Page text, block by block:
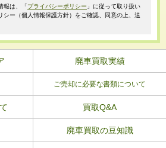
報は、「プライバシーポリシー 」に従って取り扱い
シー（個人情報保護方針）をご確認、同意の上、送
廃車買取実績
ご売却に必要な書類について
買取Q&A
廃車買取の豆知識